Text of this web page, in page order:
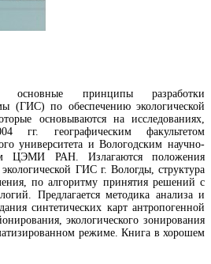
принципы разработки
(ГИС) по обеспечению экологической
основываются на исследованиях,
гг. географическим факультетом
университета и Вологодским научно-
ЦЭМИ РАН. Излагаются положения
ГИС г. Вологды, структура
по алгоритму принятия решений с
Предлагается методика анализа и
синтетических карт антропогенной
экологического зонирования
режиме. Книга в хорошем